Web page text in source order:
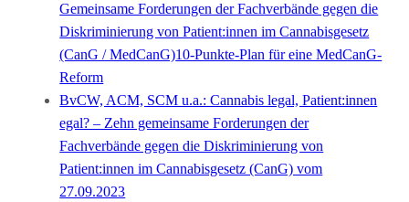
Gemeinsame Forderungen der Fachverbände gegen die
Diskriminierung von Patient:innen im Cannabisgesetz
(CanG / MedCanG)10-Punkte-Plan für eine MedCanG-
Reform
BvCW, ACM, SCM u.a.: Cannabis legal, Patient:innen
egal? – Zehn gemeinsame Forderungen der
Fachverbände gegen die Diskriminierung von
Patient:innen im Cannabisgesetz (CanG) vom
27.09.2023